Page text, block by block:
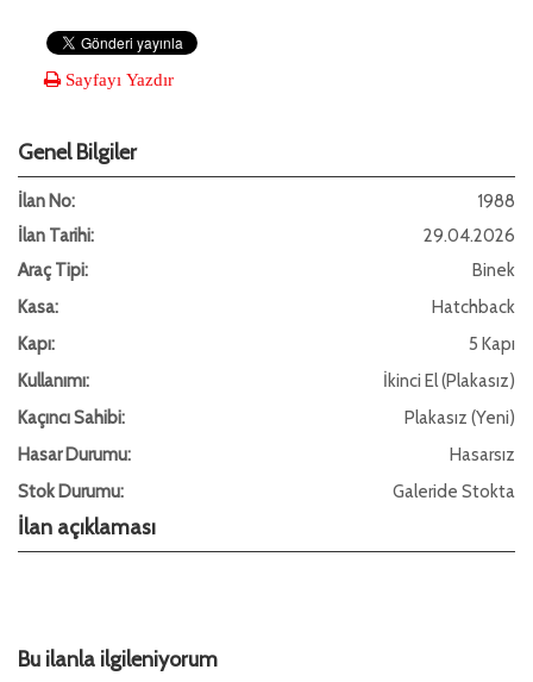
Sayfayı Yazdır
Genel Bilgiler
İlan No:
1988
İlan Tarihi:
29.04.2026
Araç Tipi:
Binek
Kasa:
Hatchback
Kapı:
5 Kapı
Kullanımı:
İkinci El (Plakasız)
Kaçıncı Sahibi:
Plakasız (Yeni)
Hasar Durumu:
Hasarsız
Stok Durumu:
Galeride Stokta
İlan açıklaması
Bu ilanla ilgileniyorum